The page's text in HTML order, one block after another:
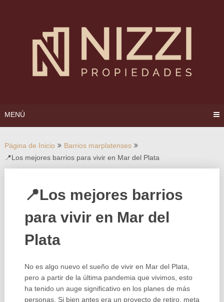
MENÚ
Página de Inicio
Barrios marplatenses
📍Los mejores barrios para vivir en Mar del Plata
📍Los mejores barrios
para vivir en Mar del
Plata
No es algo nuevo el sueño de vivir en Mar del Plata,
pero a partir de la última pandemia que vivimos, esto
ha tenido un auge significativo en los planes de más
personas. Si bien antes era un proyecto de retiro, meta